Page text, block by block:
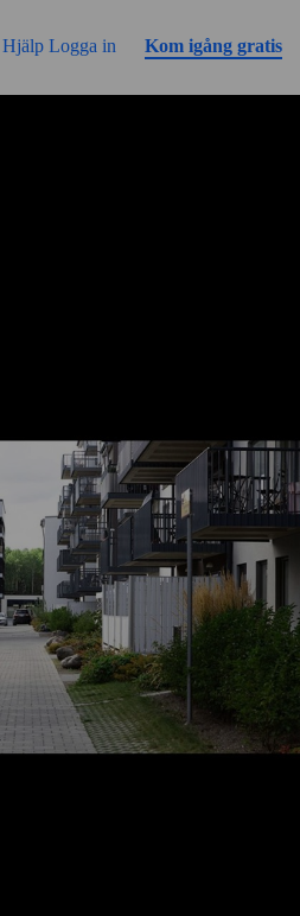
Hjälp Logga in Kom igång gratis